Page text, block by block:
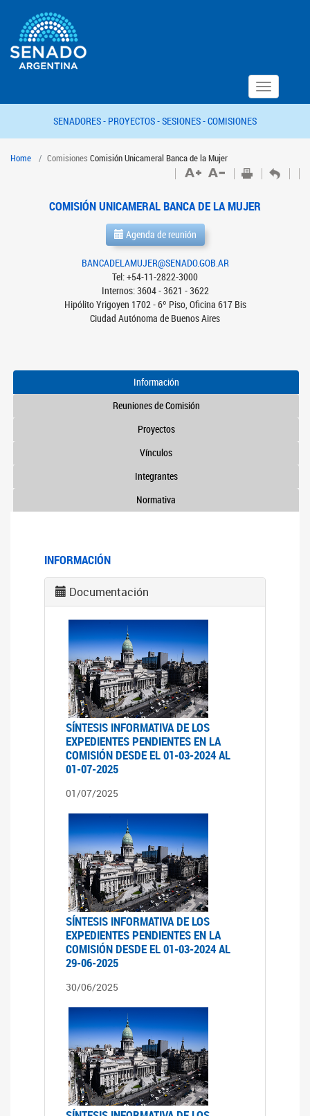
Toggle
navigation
SENADORES - PROYECTOS -SESIONES -COMISIONES
Home Comisiones Comisión Unicameral Banca de la Mujer
COMISIÓN UNICAMERAL BANCA DE LA MUJER
Agenda de reunión
BANCADELAMUJER@SENADO.GOB.AR
Tel: +54-11-2822-3000
Internos: 3604 - 3621 - 3622
Hipólito Yrigoyen 1702 - 6º Piso, Oficina 617 Bis
Ciudad Autónoma de Buenos Aires
Información
Reuniones de Comisión
Proyectos
Vínculos
Integrantes
Normativa
INFORMACIÓN
Documentación
SÍNTESIS INFORMATIVA DE LOS
EXPEDIENTES PENDIENTES EN LA
COMISIÓN DESDE EL 01-03-2024 AL
01-07-2025
01/07/2025
SÍNTESIS INFORMATIVA DE LOS
EXPEDIENTES PENDIENTES EN LA
COMISIÓN DESDE EL 01-03-2024 AL
29-06-2025
30/06/2025